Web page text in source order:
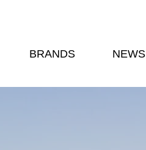
BRANDS NEWS